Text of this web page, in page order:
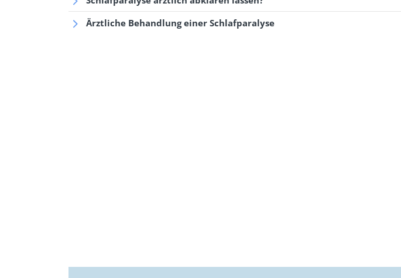
Ärztliche Behandlung einer Schlafparalyse